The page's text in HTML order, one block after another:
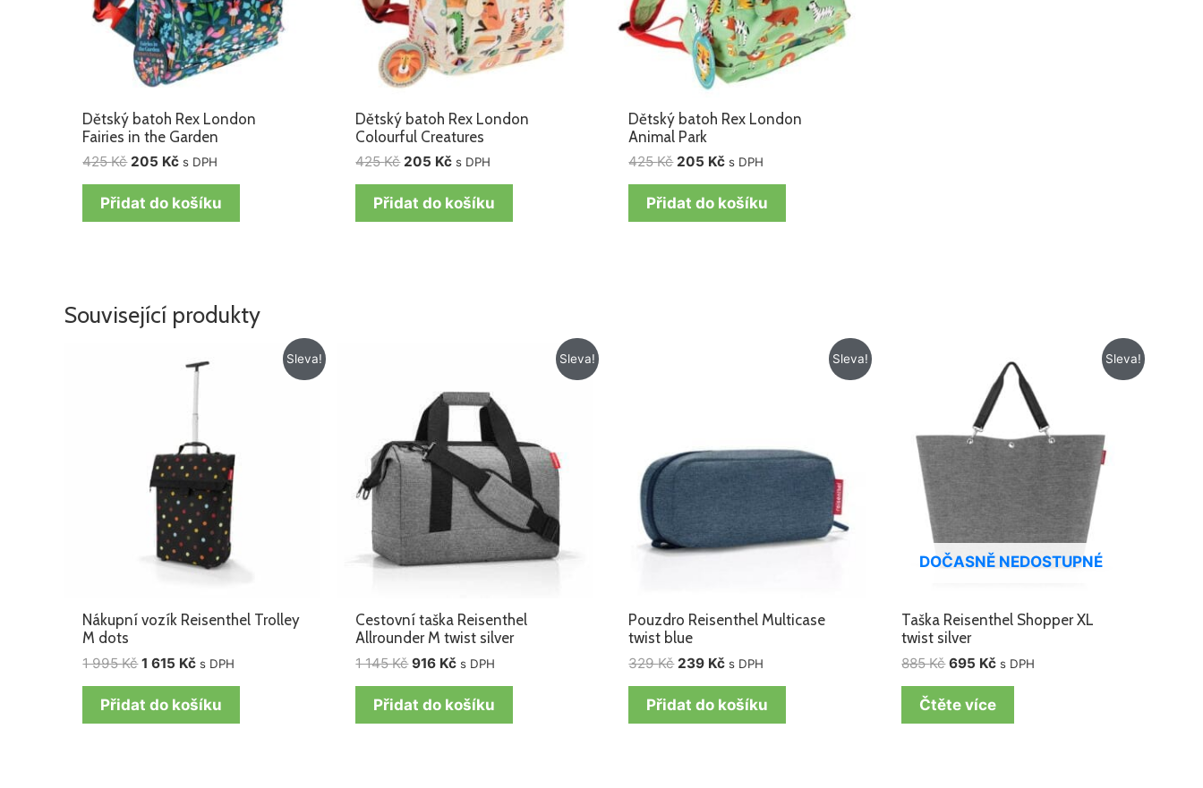
Dětský batoh Rex London
Fairies in the Garden
425Kč 205 Kč s DPH
Přidat do košíku
Dětský batoh Rex London
Colourful Creatures
425Kč 205 Kč s DPH
Přidat do košíku
Dětský batoh Rex London
Animal Park
425Kč 205 Kč s DPH
Přidat do košíku
Související produkty
Sleva!
Nákupní vozík Reisenthel Trolley
M dots
1 995Kč 1 615 Kč
cena
615 Kč.
s DPH
Přidat do košíku
Sleva!
Cestovní taška Reisenthel
Allrounder M twist silver
1 145Kč
145 Kč.
916 Kč
916 Kč.
s DPH
Přidat do košíku
Sleva!
Pouzdro Reisenthel Multicase
twist blue
329Kč 239 Kč s DPH
Přidat do košíku
Sleva!
DOČASNĚ NEDOSTUPNÉ
Taška Reisenthel Shopper XL
twist silver
885Kč
885 Kč.
695 Kč
cena
je:
695 Kč.
s DPH
Čtěte více